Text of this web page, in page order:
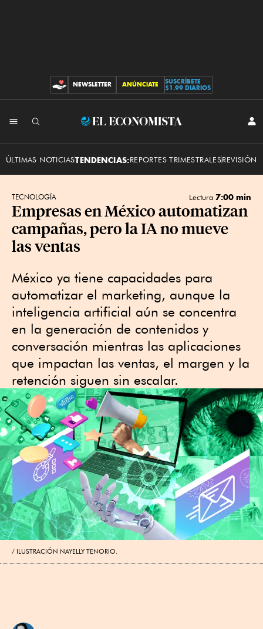
CONTRIBUCIONES
NEWSLETTER ANÚNCIATE
SUSCRÍBETE
$1.99 DIARIOS
El
ÚLTIMAS NOTICIASTENDENCIAS:REPORTES TRIMESTRALESREVISIÓN
TECNOLOGÍA Lectura 7:00 min
Empresas en México automatizan
campañas, pero la IA no mueve
las ventas
México ya tiene capacidades para
automatizar el marketing, aunque la
inteligencia artificial aún se concentra
en la generación de contenidos y
conversación mientras las aplicaciones
que impactan las ventas, el margen y la
retención siguen sin escalar.
ILUSTRACIÓN NAYELLY TENORIO.